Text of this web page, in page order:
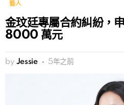
藝人
金玟廷專屬合約糾紛，
8000 萬元
by Jessie 5年之前